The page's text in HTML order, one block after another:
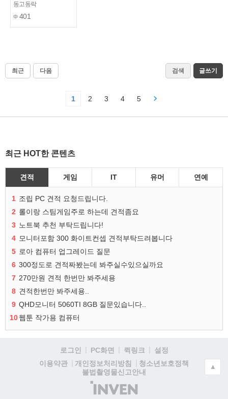
키보드 스위치
동고동락
401
최근 다음 검색 글쓰기
1 2 3 4 5
최근 HOT한 콘텐츠
견적 게임 IT 유머 연예
1 조립 PC 견적 요청드립니다.
2 롤이랑 스팀게임주로 하는데 견적좀요
3 노트북 추천 부탁드립니다!
4 모니터포함 300 화이트컨셉 견적부탁드려봅니다
5 로아 컴퓨터 업그레이드 질문
6 300정도로 견적짜봤는데 봐주실수있으실까요
7 270만원 견적 한번만 봐주세용
8 견적한번만 봐주세용..
9 QHD모니터 5060TI 8GB 질문있습니다..
10웹툰 작가용 컴퓨터
로그인 PC화면 퀵링크
설정
이용약관
개인정보처리방침
청소년보호정책
불법촬영물신고안내
(주)
인
▲